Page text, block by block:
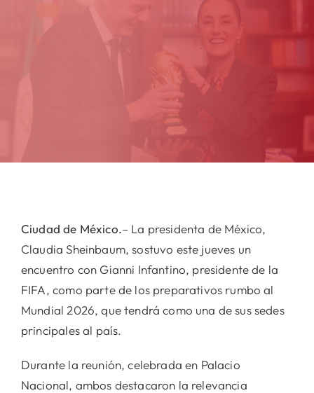
Ciudad de México.– La presidenta de México,
Claudia Sheinbaum, sostuvo este jueves un
encuentro con Gianni Infantino, presidente de la
FIFA, como parte de los preparativos rumbo al
Mundial 2026, que tendrá como una de sus sedes
principales al país.
Durante la reunión, celebrada en Palacio
Nacional, ambos destacaron la relevancia